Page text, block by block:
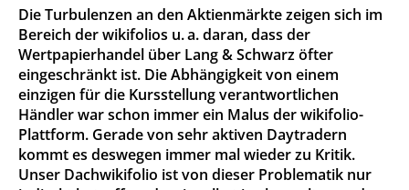
Die Turbulenzen an den Aktienmärkte zeigen sich im
Bereich der wikifolios u. a. daran, dass der
Wertpapierhandel über Lang & Schwarz öfter
eingeschränkt ist. Die Abhängigkeit von einem
einzigen für die Kursstellung verantwortlichen
Händler war schon immer ein Malus der wikifolio-
Plattform. Gerade von sehr aktiven Daytradern
kommt es deswegen immer mal wieder zu Kritik.
Unser Dachwikifolio ist von dieser Problematik nur